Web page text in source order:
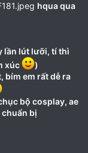
hqua qua
lần lút lưỡi, tí thì
xúc
)
bím em rất dễ ra
bộ cosplay, ae
bị